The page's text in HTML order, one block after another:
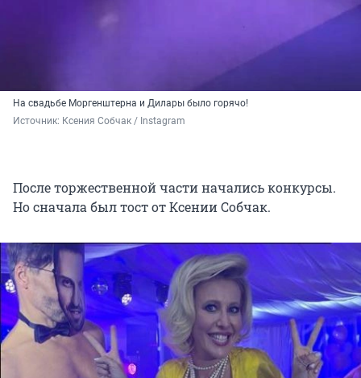
На свадьбе Моргенштерна и Дилары было горячо!
Источник: Ксения Собчак / Instagram
После торжественной части начались конкурсы.
Но сначала был тост от Ксении Собчак.